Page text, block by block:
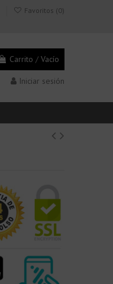
Favoritos (0)
Carrito / Vacío
Iniciar sesión